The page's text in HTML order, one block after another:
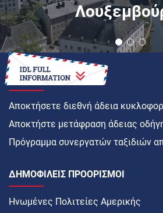
ΠΏΣ ΝΑ
Αποκτήσετε διεθνή άδεια
Αποκτήστε μετάφραση άδειας
Πρόγραμμα συνεργατών ταξιδιών
ΔΗΜΟΦΙΛΕΊΣ ΠΡΟΟΡΙΣΜΟΊ
Ηνωμένες Πολιτείες Αμερικής